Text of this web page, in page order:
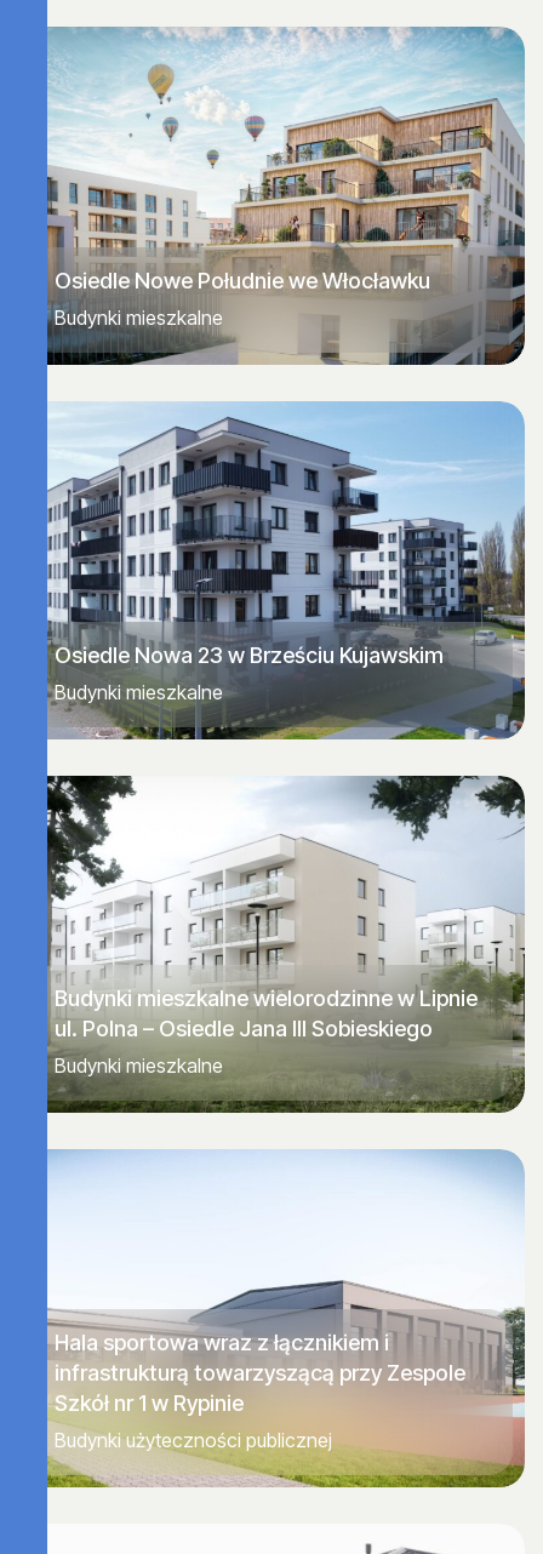
Osiedle Nowe Południe we Włocławku
Budynki mieszkalne
Osiedle Nowa 23 w Brześciu Kujawskim
Budynki mieszkalne
Budynki mieszkalne wielorodzinne w Lipnie
ul. Polna – Osiedle Jana III Sobieskiego
Budynki mieszkalne
Hala sportowa wraz z łącznikiem i
infrastrukturą towarzyszącą przy Zespole
Szkół nr 1 w Rypinie
Budynki użyteczności publicznej